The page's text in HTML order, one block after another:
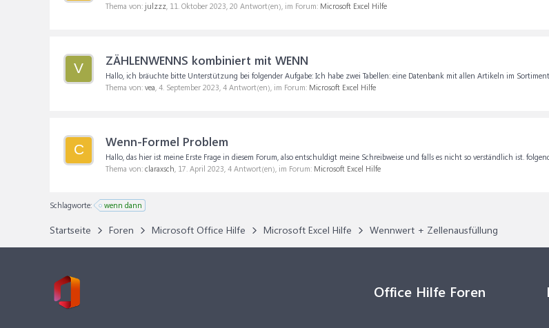
Thema von: julzzz, 11. Oktober 2023, 20 Antwort(en), im Forum: Microsoft Excel Hilfe
V ZÄHLENWENNS kombiniert mit WENN
Hallo, ich bräuchte bitte Unterstützung bei folgender Aufgabe: Ich habe zwei Tabellen: eine Datenbank mit allen Artikeln im
Thema von: vea, 4. September 2023, 4 Antwort(en), im Forum: Microsoft Excel Hilfe
C Wenn-Formel Problem
Hallo, das hier ist meine Erste Frage in diesem Forum, also entschuldigt meine Schreibweise und falls es nicht so verständlich ist.
Thema von: claraxsch, 17. April 2023, 4 Antwort(en), im Forum: Microsoft Excel Hilfe
Schlagworte: wenn dann
Startseite Foren Microsoft Office Hilfe Microsoft Excel Hilfe Wennwert + Zellenausfüllung
Office Hilfe Foren